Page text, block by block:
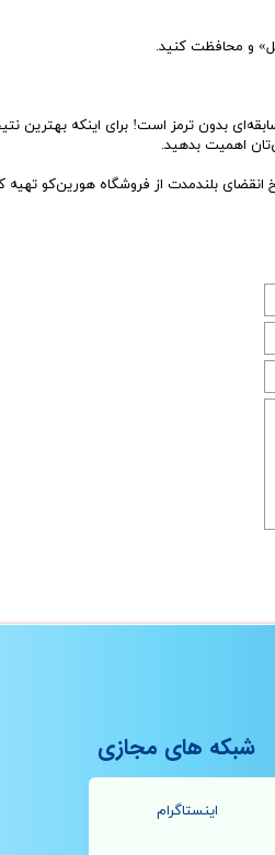
و محافظت کنید.
بدون ترمز است! برای اینکه بهترین
اهمیت بدهید.
اینستاگرام
شبکه های مجازی